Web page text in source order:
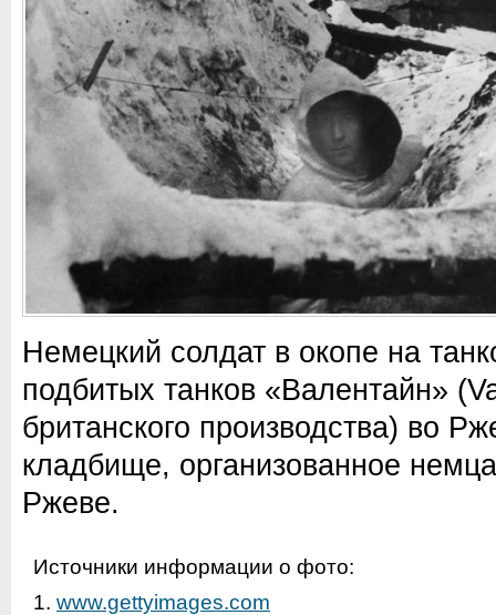
Немецкий солдат в окопе на
подбитых танков «Валентайн»
британского производства) во
кладбище, организованное
Ржеве.
Источники информации о фото:
1. www.gettyimages.com